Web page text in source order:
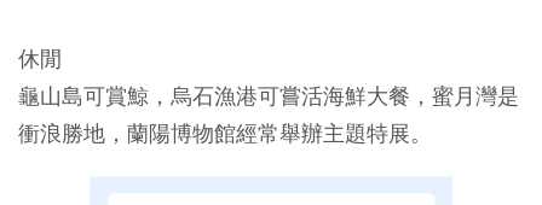
休閒
龜山島可賞鯨，烏石漁港可嘗活海鮮大餐，蜜月灣是
衝浪勝地，蘭陽博物館經常舉辦主題特展。